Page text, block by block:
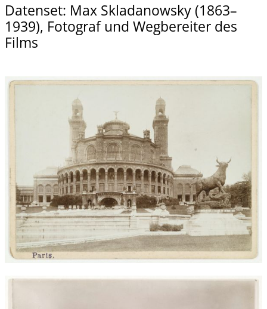
Datenset: Max Skladanowsky (1863–
1939), Fotograf und Wegbereiter des
Films